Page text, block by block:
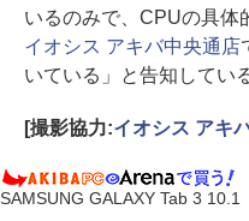
いるのみで、CPUの具体
イオシス アキバ中央通店
いている」と告知している
[撮影協力:イオシス アキ
SAMSUNG GALAXY Tab 3 10.1